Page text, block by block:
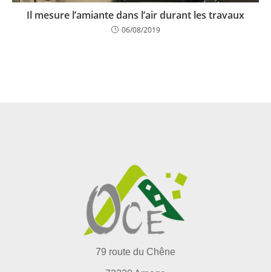
Il mesure l’amiante dans l’air durant les travaux
06/08/2019
79 route du Chêne